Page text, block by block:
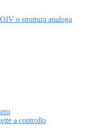
o struttura analoga
a controllo